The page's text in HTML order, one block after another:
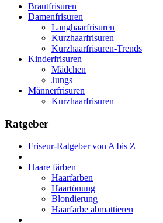
Brautfrisuren
Damenfrisuren
Langhaarfrisuren
Kurzhaarfrisuren
Kurzhaarfrisuren-Trends
Kinderfrisuren
Mädchen
Jungs
Männerfrisuren
Kurzhaarfrisuren
Ratgeber
Friseur-Ratgeber von A bis Z
Haare färben
Haarfarben
Haartönung
Blondierung
Haarfarbe abmattieren